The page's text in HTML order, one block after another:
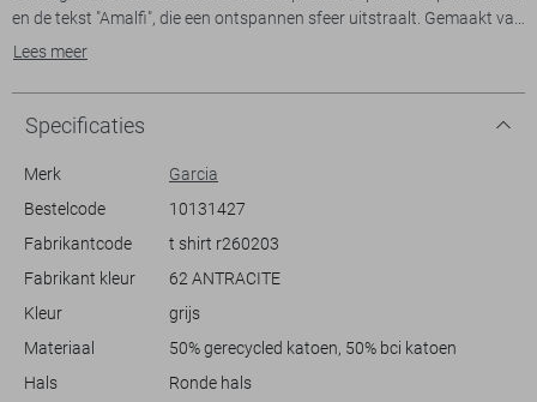
en de tekst "Amalfi", die een ontspannen sfeer uitstraalt. Gemaakt van
50% gerecycled katoen en 50% BCI katoen, biedt het een duurzame
hals zorgen voor een makkelijke, losse pasvorm die ideaal is voor
verschillende lichaamstypes.
Met zijn mouwloze ontwerp is deze top perfect voor warme
combineren met lichte shorts of een casual broek, waardoor het een
veelzijdige optie is voor zowel een dagje strand als een ontspannen
stadswandeling. Het is een stijlvolle keuze die aansluit bij een breed
avondje barbecueën met vrienden.
Lees meer
Specificaties
Merk
Garcia
Bestelcode
10131427
Fabrikantcode
t shirt r260203
Fabrikant kleur
62 ANTRACITE
Kleur
grijs
Materiaal
50% gerecycled katoen, 50% bci katoen
Hals
Ronde hals